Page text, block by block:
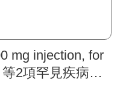
mg injection, for
2項罕見疾病藥